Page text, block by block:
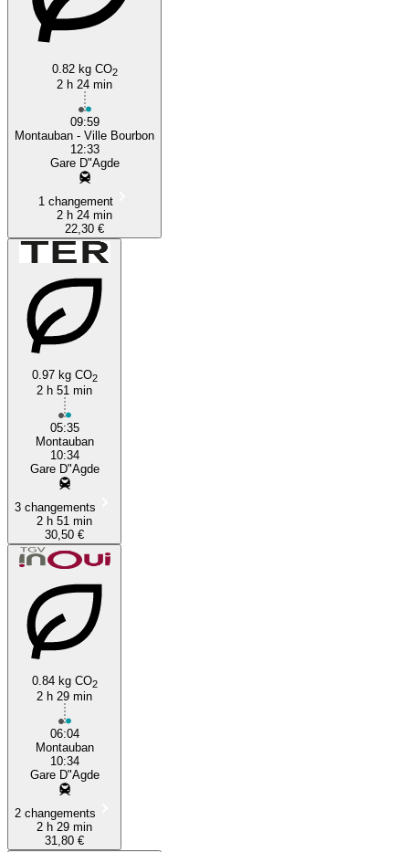
0.82 kg CO2
2 h 24 min
09:59
Montauban - Ville Bourbon
12:33
Gare D"Agde
1 changement
2 h 24 min
22,30 €
0.97 kg CO2
2 h 51 min
05:35
Montauban
10:34
Gare D"Agde
3 changements
2 h 51 min
30,50 €
0.84 kg CO2
2 h 29 min
06:04
Montauban
10:34
Gare D"Agde
2 changements
2 h 29 min
31,80 €